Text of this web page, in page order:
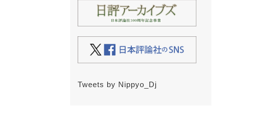
Tweets by Nippyo_Dj